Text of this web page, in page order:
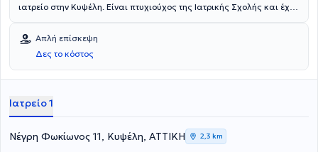
ιατρείο στην Κυψέλη. Είναι πτυχιούχος της Ιατρικής Σχολής και έχει
Ευαγγελισμός" και στο Ιατρικό Παλαιού Φαλήρου - Όμιλος
Ιατρικού Αθηνών. Ο ιατρός είναι μέλος της Ελληνικής Εταιρείας
Λιπιδολογίας και του Ιατρικού Συλλόγου Αθηνών. Στο ιατρείο του
προσφέρει πλήθος υπηρεσιών, εξατομικευμένες για τις ανάγκες
Απλή επίσκεψη
Δες το κόστος
Ιατρείο 1
Νέγρη Φωκίωνος 11, Κυψέλη, ΑΤΤΙΚΗ 2,3 km